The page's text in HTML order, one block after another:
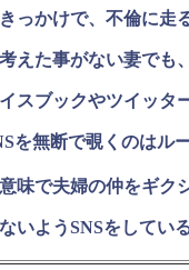
っかけで、不倫に走
えた事がない妻でも
スブックやツイッタ
を無断で覗くのはル
味で夫婦の仲をギク
いようSNSをしてい